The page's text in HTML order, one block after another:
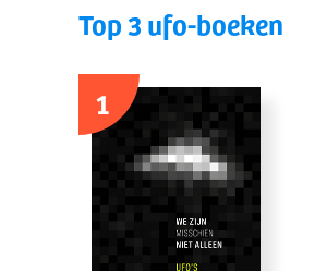
Top 3 ufo-boeken
1